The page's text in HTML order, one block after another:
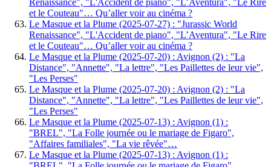
et le Couteau"… Qu’aller voir au cinéma ?
Le Masque et la Plume (2025-07-27) : "Jurassic World
Renaissance", "L'Accident de piano", "L’Aventura", "Le Rire
et le Couteau"… Qu’aller voir au cinéma ?
Le Masque et la Plume (2025-07-20) : Avignon (2) : "La
Distance", "Annette", "La lettre", "Les Paillettes de leur vie",
"Les Perses"
Le Masque et la Plume (2025-07-20) : Avignon (2) : "La
Distance", "Annette", "La lettre", "Les Paillettes de leur vie",
"Les Perses"
Le Masque et la Plume (2025-07-13) : Avignon (1) :
"BREL", "La Folle journée ou le mariage de Figaro",
"Affaires familiales", "La vie rêvée"…
Le Masque et la Plume (2025-07-13) : Avignon (1) :